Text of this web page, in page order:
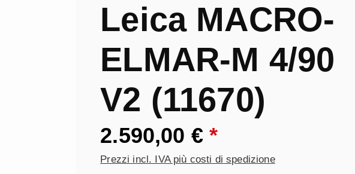
Leica MACRO-
ELMAR-M 4/90
V2 (11670)
2.590,00 €*
Prezzi incl. IVA più costi di spedizione